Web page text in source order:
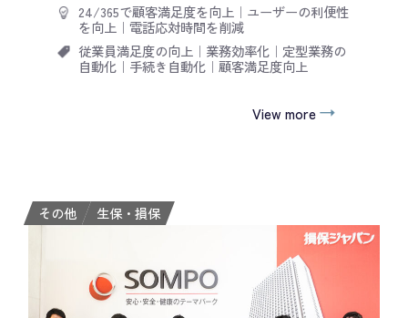
24/365で顧客満足度を向上 ｜ ユーザーの利便性
を向上 ｜ 電話応対時間を削減
従業員満足度の向上 ｜ 業務効率化｜ 定型業務の
自動化｜ 手続き自動化｜ 顧客満足度向上
View more
その他 生保・損保